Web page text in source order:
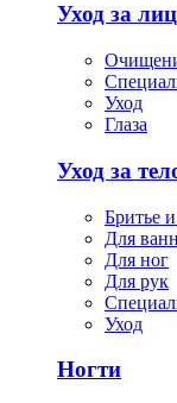
Уход за
Уход
Глаза
Уход за
Бритье
Для
Для ног
Для рук
Уход
Ногти